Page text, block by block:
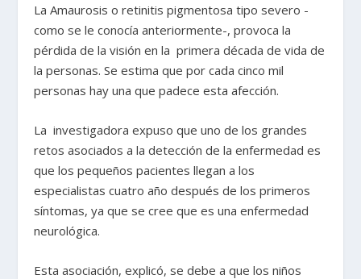
La Amaurosis o retinitis pigmentosa tipo severo -
como se le conocía anteriormente-, provoca la
pérdida de la visión en la primera década de vida de
la personas. Se estima que por cada cinco mil
personas hay una que padece esta afección.
La investigadora expuso que uno de los grandes
retos asociados a la detección de la enfermedad es
que los pequeños pacientes llegan a los
especialistas cuatro año después de los primeros
síntomas, ya que se cree que es una enfermedad
neurológica.
Esta asociación, explicó, se debe a que los niños